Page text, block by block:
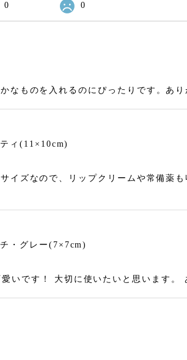
0 0
なものを入れるのにぴったりです。あり
ィ(11×10cm)
イズなので、リップクリームや常備薬
・グレー(7×7cm)
いです！ 大切に使いたいと思います。